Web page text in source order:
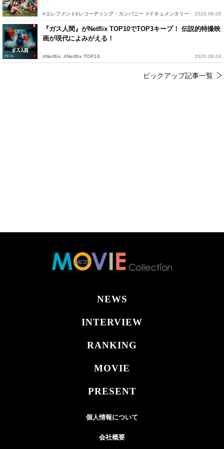
#エレファント6レコーディング・カンパニー #ドキュメンタリー 2026.08.05
『ガス人間』がNetflix TOP10でTOP3キープ！ 伝説的特撮映
画が現代によみがえる！
#Netflix #Netflix TOP10 2026.08.04
ピックアップ記事一覧
NEWS
INTERVIEW
RANKING
MOVIE
PRESENT
個人情報について
会社概要